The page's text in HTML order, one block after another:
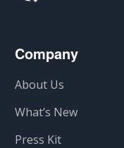
Company
About Us
What’s New
Press Kit